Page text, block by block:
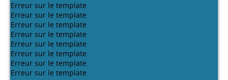
Erreur sur le template
Erreur sur le template
Erreur sur le template
Erreur sur le template
Erreur sur le template
Erreur sur le template
Erreur sur le template
Erreur sur le template